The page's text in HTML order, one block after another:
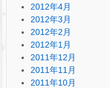
2012年4月
2012年3月
2012年2月
2012年1月
2011年12月
2011年11月
2011年10月